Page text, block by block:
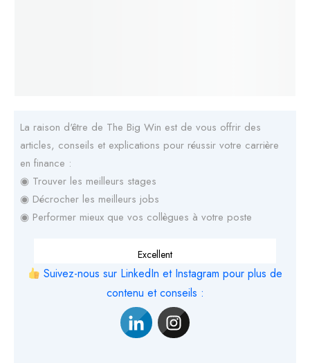
La raison d'être de The Big Win est de vous offrir des
articles, conseils et explications pour réussir votre carrière
en finance :
◉ Trouver les meilleurs stages
◉ Décrocher les meilleurs jobs
◉ Performer mieux que vos collègues à votre poste
Excellent
Suivez-nous sur LinkedIn et Instagram pour plus de
contenu et conseils :